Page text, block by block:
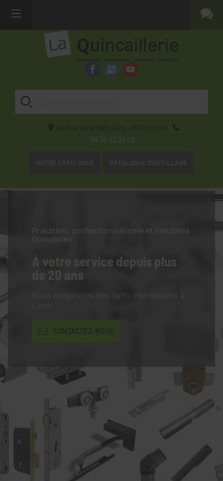
82 Rue de la Part-Dieu, 69003
LYON
04 78 42 24 08
NOTRE CATALOGUE CATALOGUE D'OUTILLAGE
Précision, professionnalisme et solutions
complètes
À votre service depuis plus
de 20 ans
Nous proposons des tarifs intéressants à
CONTACTEZ-NOUS